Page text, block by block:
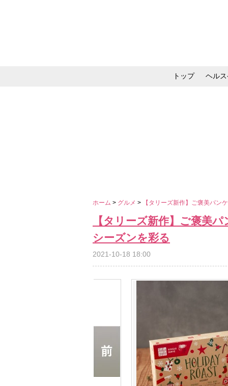
トップ ヘル
ホーム > グルメ > 【タリーズ新作】ご褒美パン
【タリーズ新作】ご褒美
シーズンを彩る
2021-10-18 18:00